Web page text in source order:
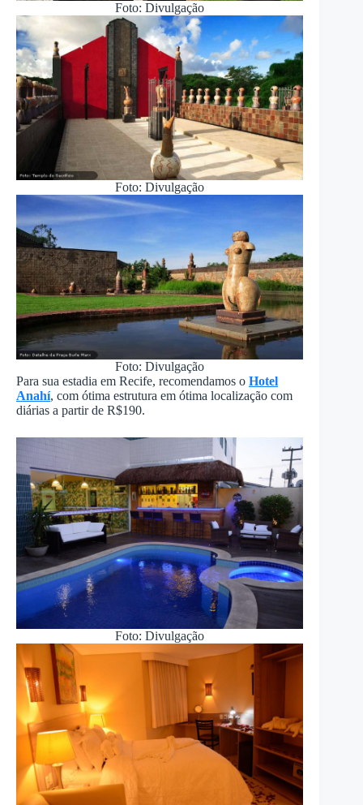
Foto: Divulgação
Foto: Divulgação
Foto: Divulgação
Para sua estadia em Recife, recomendamos o Hotel
Anahí, com ótima estrutura em ótima localização com
diárias a partir de R$190.
Foto: Divulgação